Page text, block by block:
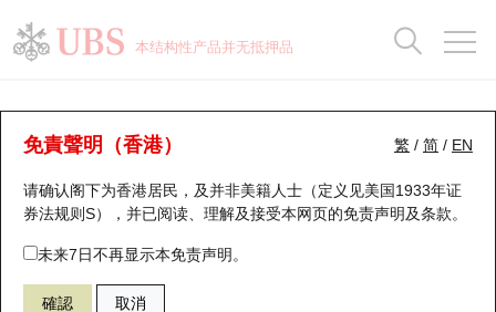
本结构性产品并无抵押品
繁 / 简 / EN
免責聲明（香港）
请确认阁下为香港居民，及并非美籍人士（定义见美国1933年证
券法规则S），并已阅读、理解及接受本网页的免责声明及条款。
未来7日不再显示本免责声明。
確認 取消
认股证分析仪
表现 街货统计 比较
29814 瑞银认购 HSI 恒生指数
瑞银认股证一览
新发行瑞银认股证
即将到期认股证
认股证到期结算价查找
街货统计
比较
牛熊全景快搜
牛熊证搜寻
牛熊证街货分布图
正股牛熊证列表
街货统计
比较
十大升幅/跌幅
十大认股证成交分布
十天股证占大市成交
资金流
正股分析仪
二十大活跃股份
恒指成份股
国指成份股
持股比重
显示所有持股比重
每月轮证大市专题
轮证专栏
讲座及教育短片
认股证投资者教育